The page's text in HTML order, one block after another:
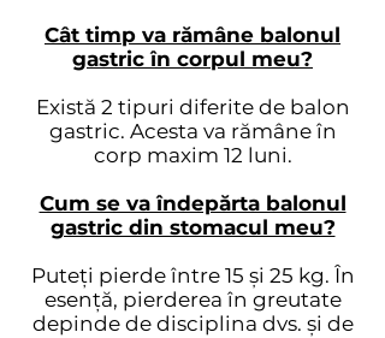
Cât timp va rămâne balonul
gastric în corpul meu?
Există 2 tipuri diferite de balon
gastric. Acesta va rămâne în
corp maxim 12 luni.
Cum se va îndepărta balonul
gastric din stomacul meu?
Puteți pierde între 15 și 25 kg. În
esență, pierderea în greutate
depinde de disciplina dvs. și de